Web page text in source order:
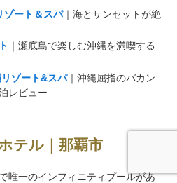
ゾート＆スパ｜海とサンセットが絶
｜瀬底島で楽しむ沖縄を満喫する
ゾート&スパ｜沖縄屈指のバカン
レビュー
テル｜那覇市
唯一のインフィニティプールがあ